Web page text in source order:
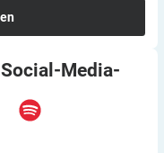
Social-Media-